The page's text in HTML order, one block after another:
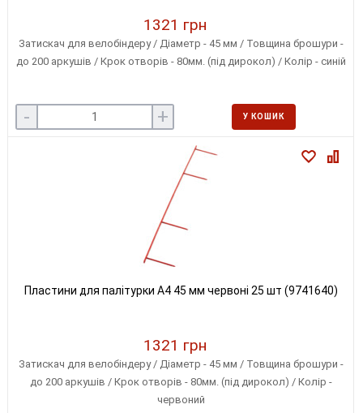
1321 грн
Затискач для велобіндеру / Діаметр - 45 мм / Товщина брошури -
до 200 аркушів / Крок отворів - 80мм. (під дирокол) / Колір - синій
- + У КОШИК
Пластини для палітурки A4 45 мм червоні 25 шт (9741640)
1321 грн
Затискач для велобіндеру / Діаметр - 45 мм / Товщина брошури -
до 200 аркушів / Крок отворів - 80мм. (під дирокол) / Колір -
червоний